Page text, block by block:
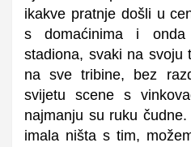
ikakve pratnje došli u
s domaćinima i
stadiona, svaki na svoju
na sve tribine, bez
svijetu scene s
najmanju su ruku
imala ništa s tim,